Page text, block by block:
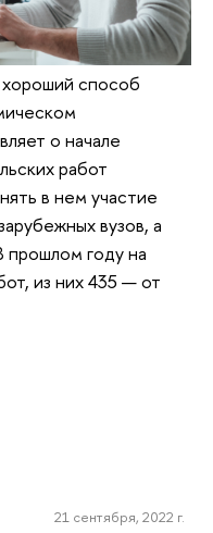
способ
о начале
работ
в нем участие
вузов, а
прошлом году на
из них 435 — от
21 сентября, 2022 г.